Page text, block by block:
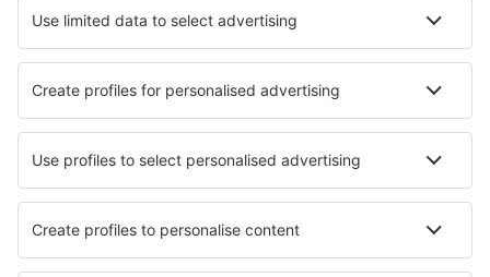
Hotely
Transfery
Sportovní události
Přečtěte si více
Garance nejnižší ceny
Mobilní aplikace
Letecké společnosti
Ryanair